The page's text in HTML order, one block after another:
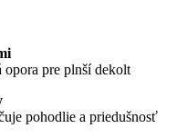
pre plnší dekolt
pohodlie a priedušnosť